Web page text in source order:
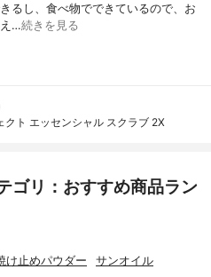
るし、食べ物でできているので、お
え…続きを見る
クト エッセンシャル スクラブ 2X
ゴリ：おすすめ商品ラン
け止めパウダー サンオイル